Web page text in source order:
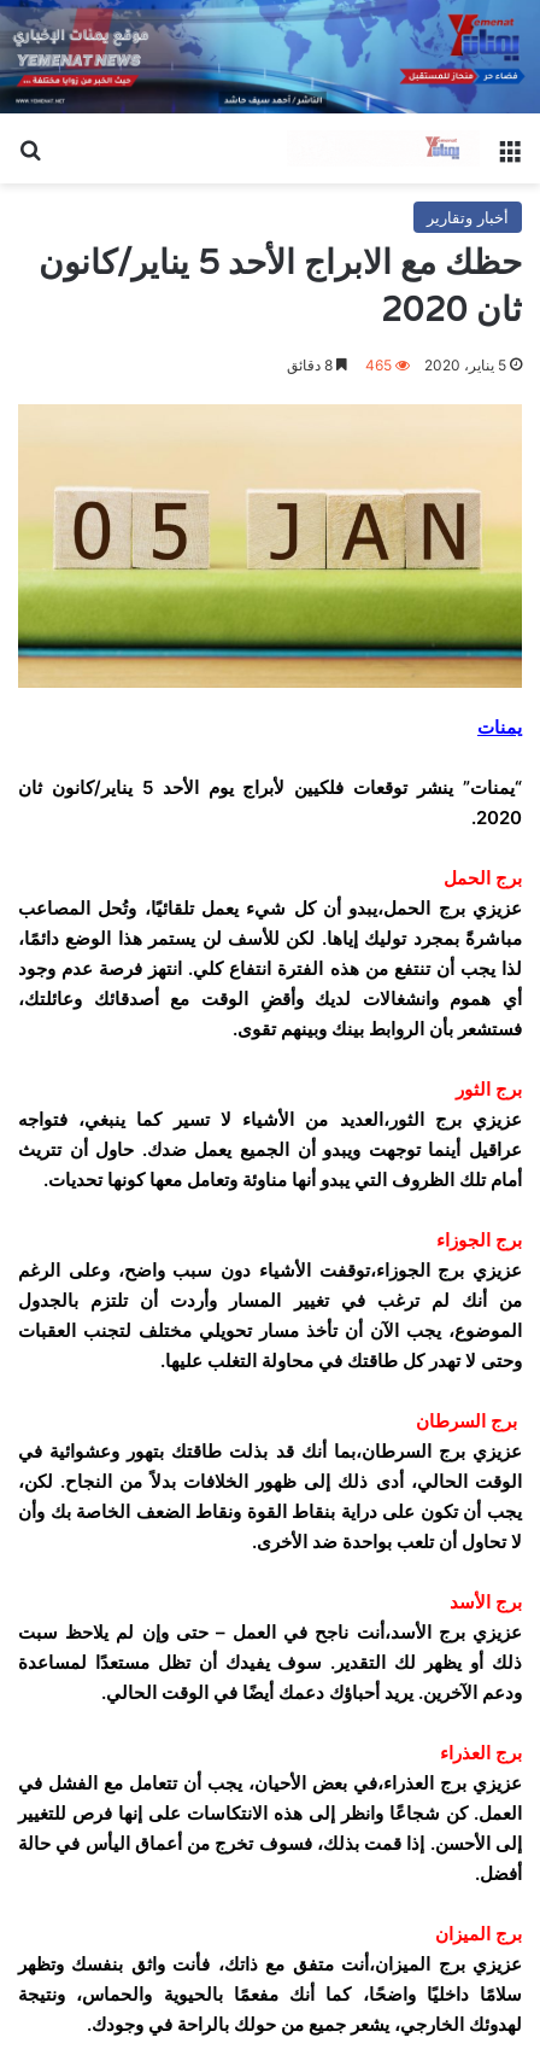
القائمة
أخبار وتقارير
حظك مع الابراج الأحد 5 يناير/كانون
ثان 2020
5 يناير، 2020 465
يمنات
“يمنات” ينشر توقعات فلكيين لأبراج يوم الأحد 5 يناير/كانون ثان
2020.
برج الحمل
عزيزي برج الحمل،يبدو أن كل شيء يعمل تلقائيًا، وتُحل المصاعب
مباشرةً بمجرد توليك إياها. لكن للأسف لن يستمر هذا الوضع دائمًا،
لذا يجب أن تنتفع من هذه الفترة انتفاع كلي. انتهز فرصة عدم وجود
أي هموم وانشغالات لديك وأقضِ الوقت مع أصدقائك وعائلتك،
فستشعر بأن الروابط بينك وبينهم تقوى.
برج الثور
عزيزي برج الثور،العديد من الأشياء لا تسير كما ينبغي، فتواجه
عراقيل أينما توجهت ويبدو أن الجميع يعمل ضدك. حاول أن تتريث
أمام تلك الظروف التي يبدو أنها مناوئة وتعامل معها كونها تحديات.
برج الجوزاء
عزيزي برج الجوزاء،توقفت الأشياء دون سبب واضح، وعلى الرغم
من أنك لم ترغب في تغيير المسار وأردت أن تلتزم بالجدول
الموضوع، يجب الآن أن تأخذ مسار تحويلي مختلف لتجنب العقبات
وحتى لا تهدر كل طاقتك في محاولة التغلب عليها.
برج السرطان
عزيزي برج السرطان،بما أنك قد بذلت طاقتك بتهور وعشوائية في
الوقت الحالي، أدى ذلك إلى ظهور الخلافات بدلاً من النجاح. لكن،
يجب أن تكون على دراية بنقاط القوة ونقاط الضعف الخاصة بك وأن
لا تحاول أن تلعب بواحدة ضد الأخرى.
برج الأسد
عزيزي برج الأسد،أنت ناجح في العمل – حتى وإن لم يلاحظ سبت
ذلك أو يظهر لك التقدير. سوف يفيدك أن تظل مستعدًا لمساعدة
ودعم الآخرين. يريد أحباؤك دعمك أيضًا في الوقت الحالي.
برج العذراء
عزيزي برج العذراء،في بعض الأحيان، يجب أن تتعامل مع الفشل في
العمل. كن شجاعًا وانظر إلى هذه الانتكاسات على إنها فرص للتغيير
إلى الأحسن. إذا قمت بذلك، فسوف تخرج من أعماق اليأس في حالة
أفضل.
برج الميزان
عزيزي برج الميزان،أنت متفق مع ذاتك، فأنت واثق بنفسك وتظهر
سلامًا داخليًا واضحًا، كما أنك مفعمًا بالحيوية والحماس، ونتيجة
لهدوئك الخارجي، يشعر جميع من حولك بالراحة في وجودك.